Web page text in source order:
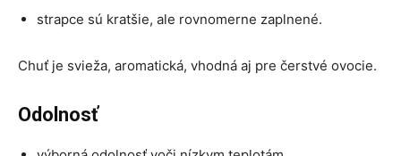
strapce sú kratšie, ale rovnomerne zaplnené.
Chuť je svieža, aromatická, vhodná aj pre čerstvé ovocie.
Odolnosť